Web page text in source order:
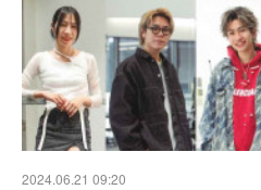
2024.06.21 09:20